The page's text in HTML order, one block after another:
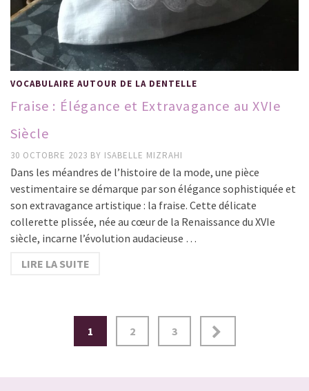
VOCABULAIRE AUTOUR DE LA DENTELLE
Fraise : Élégance et Extravagance au XVIe
Siècle
30 OCTOBRE 2023 BY ISABELLE MIZRAHI
Dans les méandres de l’histoire de la mode, une pièce
vestimentaire se démarque par son élégance sophistiquée et
son extravagance artistique : la fraise. Cette délicate
collerette plissée, née au cœur de la Renaissance du XVIe
siècle, incarne l’évolution audacieuse …
LIRE LA SUITE
publications
1 2 3